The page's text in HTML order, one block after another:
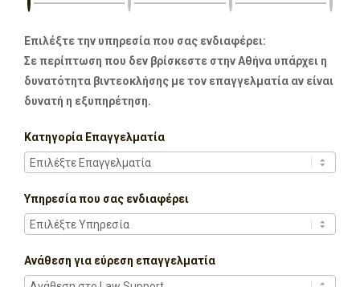
Επιλέξτε την υπηρεσία που σας ενδιαφέρει:
Σε περίπτωση που δεν βρίσκεστε στην Αθήνα υπάρχει η
δυνατότητα βιντεοκλήσης με τον επαγγελματία αν είναι
δυνατή η εξυπηρέτηση.
Κατηγορία Επαγγελματία
Υπηρεσία που σας ενδιαφέρει
Ανάθεση για εύρεση επαγγελματία